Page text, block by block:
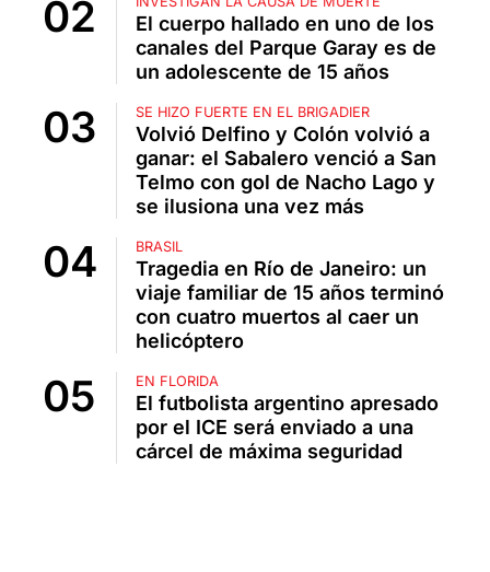
El cuerpo hallado en uno de los
canales del Parque Garay es de
un adolescente de 15 años
SE HIZO FUERTE EN EL BRIGADIER
Volvió Delfino y Colón volvió a
ganar: el Sabalero venció a San
Telmo con gol de Nacho Lago y
se ilusiona una vez más
BRASIL
Tragedia en Río de Janeiro: un
viaje familiar de 15 años terminó
con cuatro muertos al caer un
helicóptero
EN FLORIDA
El futbolista argentino apresado
por el ICE será enviado a una
cárcel de máxima seguridad